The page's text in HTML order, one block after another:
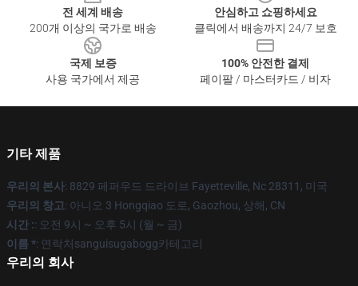
전 세계 배송
200개 이상의 국가로 배송
안심하고 쇼핑하세요
클릭에서 배송까지 24/7 보호
국제 보증
사용 국가에서 제공
100% 안전한 결제
페이팔 / 마스터카드 / 비자
기타 제품
우리의 본사: 8829 페퍼우드 드라이브 Fayetteville, Nc 28311, 미국
우리의 창고: 아니오 3 Hongqiao 도로, Gaozhou, 상해, CN
시간 :: 오전 9시 ~ 오후 5시 (월 ~ 금)
이름 *: 연락처sanguisugabogg카테고리
우리의 회사